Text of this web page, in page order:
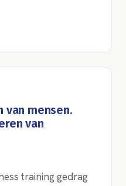
mensen.
van
training gedrag